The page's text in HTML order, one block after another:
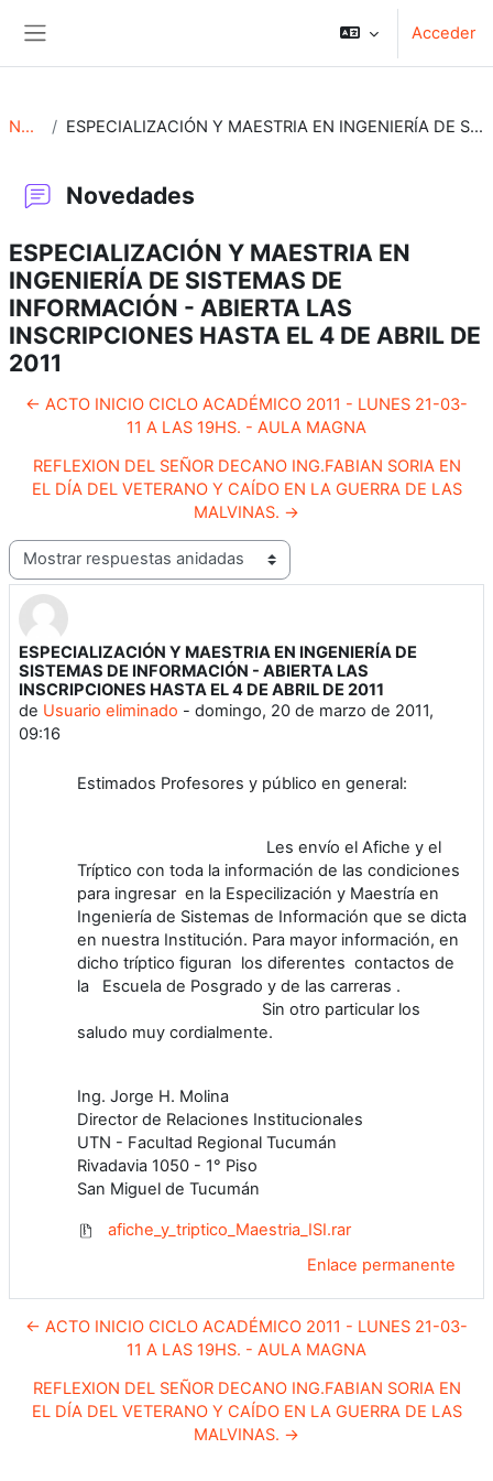
Acceder
Novedades ESPECIALIZACIÓN Y MAESTRIA EN INGENIERÍA DE SISTEMAS DE INFORMACIÓN - ABIERTA LAS INSCRIPCIONES HASTA EL 4 DE ABRIL DE 2011
Novedades
ESPECIALIZACIÓN Y MAESTRIA EN
INGENIERÍA DE SISTEMAS DE
INFORMACIÓN - ABIERTA LAS
INSCRIPCIONES HASTA EL 4 DE ABRIL DE
2011
← ACTO INICIO CICLO ACADÉMICO 2011 - LUNES 21-03-
11 A LAS 19HS. - AULA MAGNA
REFLEXION DEL SEÑOR DECANO ING.FABIAN SORIA EN
EL DÍA DEL VETERANO Y CAÍDO EN LA GUERRA DE LAS
MALVINAS. →
Mostrar modo
ESPECIALIZACIÓN Y MAESTRIA EN INGENIERÍA DE
SISTEMAS DE INFORMACIÓN - ABIERTA LAS
INSCRIPCIONES HASTA EL 4 DE ABRIL DE 2011
de Usuario eliminado - domingo, 20 de marzo de 2011,
09:16
Número de respuestas: 0
Estimados Profesores y público en general:
Les envío el Afiche y el
Tríptico con toda la información de las condiciones
para ingresar en la Especilización y Maestría en
Ingeniería de Sistemas de Información que se dicta
en nuestra Institución. Para mayor información, en
dicho tríptico figuran los diferentes contactos de
la Escuela de Posgrado y de las carreras .
Sin otro particular los
saludo muy cordialmente.
Ing. Jorge H. Molina
Director de Relaciones Institucionales
UTN - Facultad Regional Tucumán
Rivadavia 1050 - 1° Piso
San Miguel de Tucumán
afiche_y_triptico_Maestria_ISI.rar
Enlace permanente
← ACTO INICIO CICLO ACADÉMICO 2011 - LUNES 21-03-
11 A LAS 19HS. - AULA MAGNA
REFLEXION DEL SEÑOR DECANO ING.FABIAN SORIA EN
EL DÍA DEL VETERANO Y CAÍDO EN LA GUERRA DE LAS
MALVINAS. →